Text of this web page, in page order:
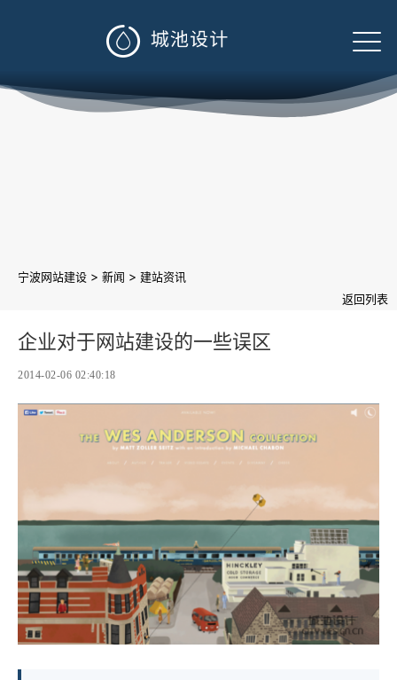

宁波网站建设 > 新闻 > 建站资讯
返回列表
企业对于网站建设的一些误区
2014-02-06 02:40:18